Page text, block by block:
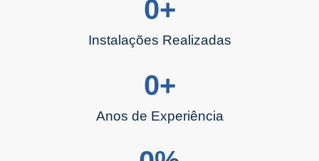
Instalações Realizadas
0+
Anos de Experiência
0+